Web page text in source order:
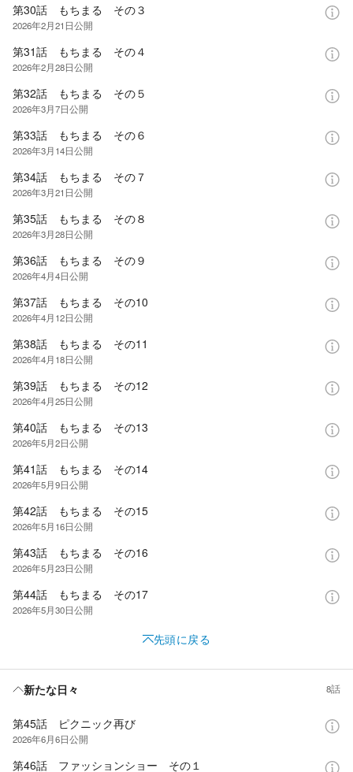
第30話 もちまる その３
2026年2月21日公開
第31話 もちまる その４
2026年2月28日公開
第32話 もちまる その５
2026年3月7日公開
第33話 もちまる その６
2026年3月14日公開
第34話 もちまる その７
2026年3月21日公開
第35話 もちまる その８
2026年3月28日公開
第36話 もちまる その９
2026年4月4日公開
第37話 もちまる その10
2026年4月12日公開
第38話 もちまる その11
2026年4月18日公開
第39話 もちまる その12
2026年4月25日公開
第40話 もちまる その13
2026年5月2日公開
第41話 もちまる その14
2026年5月9日公開
第42話 もちまる その15
2026年5月16日公開
第43話 もちまる その16
2026年5月23日公開
第44話 もちまる その17
2026年5月30日公開
先頭に戻る
新たな日々 8話
第45話 ピクニック再び
2026年6月6日公開
第46話 ファッションショー その１